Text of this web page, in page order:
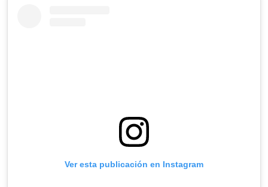
Ver esta publicación en Instagram